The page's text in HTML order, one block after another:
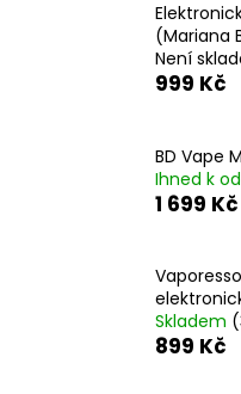
(Mariana
Není
999 Kč
BD Vape
Ihned k
1 699 Kč
Skladem
899 Kč